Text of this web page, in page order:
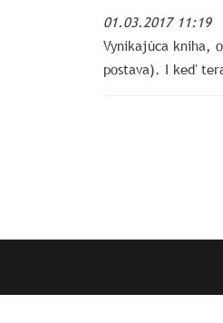
01.03.2017 11:19
Vynikajúca kniha,
postava). I keď